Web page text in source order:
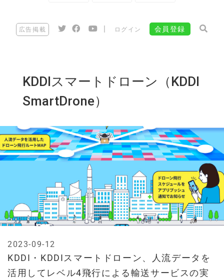
広告掲載 ログイン 会員登録
KDDIスマートドローン（KDDI
SmartDrone）
KDDI・KDDIスマートドローン、人流データを
活用してレベル4飛行による輸送サービスの実
2023-09-12